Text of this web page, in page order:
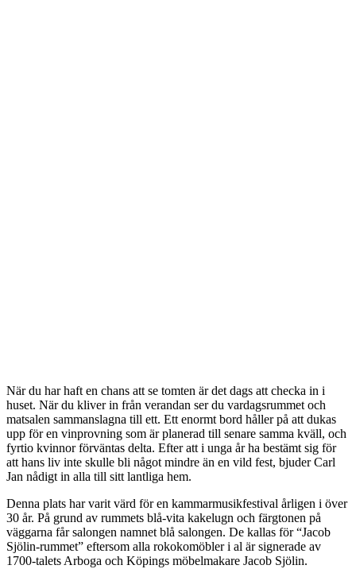
När du har haft en chans att se tomten är det dags att checka in i
huset. När du kliver in från verandan ser du vardagsrummet och
matsalen sammanslagna till ett. Ett enormt bord håller på att dukas
upp för en vinprovning som är planerad till senare samma kväll, och
fyrtio kvinnor förväntas delta. Efter att i unga år ha bestämt sig för
att hans liv inte skulle bli något mindre än en vild fest, bjuder Carl
Jan nådigt in alla till sitt lantliga hem.
Denna plats har varit värd för en kammarmusikfestival årligen i över
30 år. På grund av rummets blå-vita kakelugn och färgtonen på
väggarna får salongen namnet blå salongen. De kallas för “Jacob
Sjölin-rummet” eftersom alla rokokomöbler i al är signerade av
1700-talets Arboga och Köpings möbelmakare Jacob Sjölin.